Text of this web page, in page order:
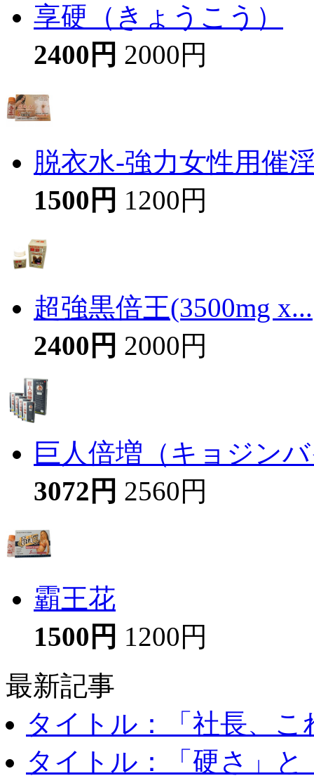
享硬（きょうこう）
2400円 2000円
脱衣水-強力女性用催
1500円 1200円
超強黒倍王(3500mg x...
2400円 2000円
巨人倍増（キョジン
3072円 2560円
霸王花
1500円 1200円
最新記事
タイトル：「社長、こ
タイトル：「硬さ」と